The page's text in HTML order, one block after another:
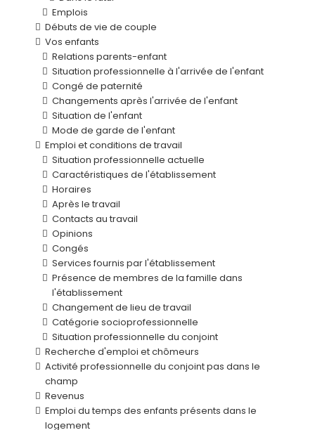
Emplois
Débuts de vie de couple
Vos enfants
Relations parents-enfant
Situation professionnelle à l'arrivée de l'enfant
Congé de paternité
Changements après l'arrivée de l'enfant
Situation de l'enfant
Mode de garde de l'enfant
Emploi et conditions de travail
Situation professionnelle actuelle
Caractéristiques de l'établissement
Horaires
Après le travail
Contacts au travail
Opinions
Congés
Services fournis par l'établissement
Présence de membres de la famille dans
l'établissement
Changement de lieu de travail
Catégorie socioprofessionnelle
Situation professionnelle du conjoint
Recherche d'emploi et chômeurs
Activité professionnelle du conjoint pas dans le
champ
Revenus
Emploi du temps des enfants présents dans le
logement